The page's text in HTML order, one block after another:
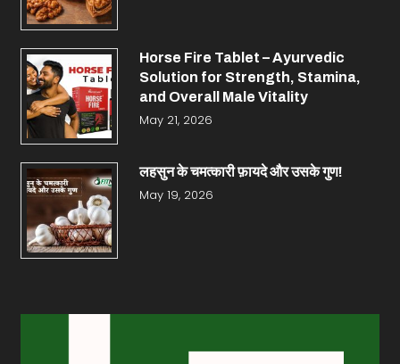
Horse Fire Tablet – Ayurvedic
Solution for Strength, Stamina,
and Overall Male Vitality
May 21, 2026
लहसुन के चमत्कारी फ़ायदे और उसके गुण!
May 19, 2026